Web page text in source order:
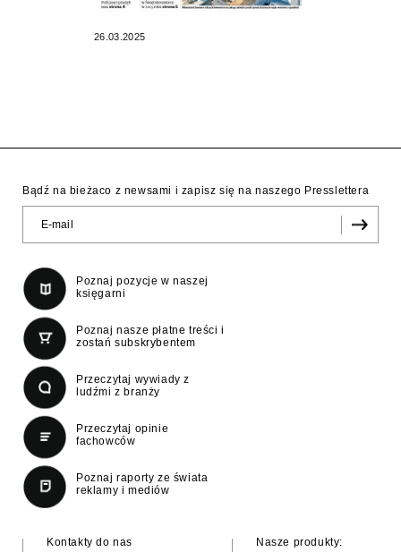
26.03.2025
Bądź na bieżaco z newsami i zapisz się na naszego Presslettera
Poznaj pozycje w naszej
księgarni
Poznaj nasze płatne treści i
zostań subskrybentem
Przeczytaj wywiady z
ludźmi z branży
Przeczytaj opinie
fachowców
Poznaj raporty ze świata
reklamy i mediów
Kontakty do nas
Nasze produkty: